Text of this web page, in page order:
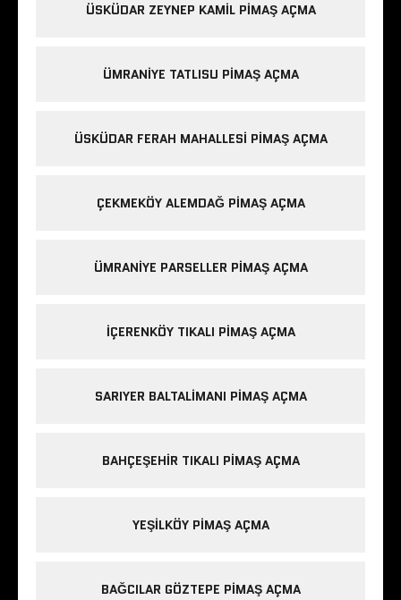
ÜSKÜDAR ZEYNEP KAMIL PIMAŞ AÇMA
ÜMRANIYE TATLISU PIMAŞ AÇMA
ÜSKÜDAR FERAH MAHALLESI PIMAŞ AÇMA
ÇEKMEKÖY ALEMDAĞ PIMAŞ AÇMA
ÜMRANIYE PARSELLER PIMAŞ AÇMA
IÇERENKÖY TIKALI PIMAŞ AÇMA
SARIYER BALTALIMANI PIMAŞ AÇMA
BAHÇEŞEHIR TIKALI PIMAŞ AÇMA
YEŞILKÖY PIMAŞ AÇMA
BAĞCILAR GÖZTEPE PIMAŞ AÇMA